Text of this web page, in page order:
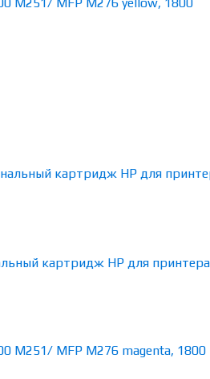
картридж HP для